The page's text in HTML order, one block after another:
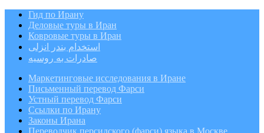
Гид по Ирану
Деловые туры в Иран
Ковровые туры в Иран
استخدام بندر انزلی
صادرات به روسیه
Маркетинговые исследования в Иране
Письменный перевод Фарси
Устный перевод Фарси
Ссылки по Ирану
Законы Ирана
Переводчик персидского (фарси) языка в Москве